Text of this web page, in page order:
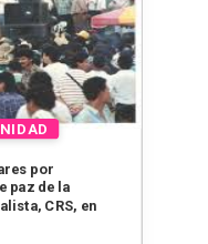
por
paz de la
CRS, en